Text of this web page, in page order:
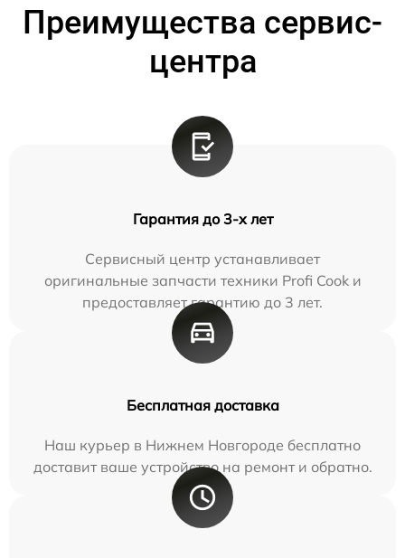
Преимущества сервис-
центра
Гарантия до 3-х лет
Сервисный центр устанавливает
оригинальные запчасти техники Profi Cook и
предоставляет гарантию до 3 лет.
Бесплатная доставка
Наш курьер в Нижнем Новгороде бесплатно
доставит ваше устройство на ремонт и обратно.